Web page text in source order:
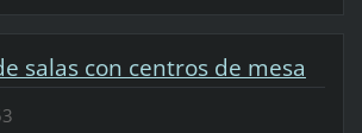
salas con centros de mesa